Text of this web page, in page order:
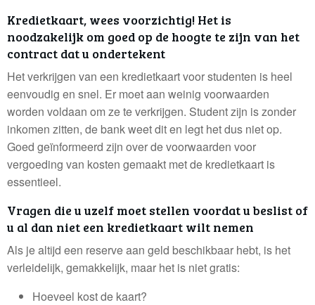
Kredietkaart, wees voorzichtig! Het is
noodzakelijk om goed op de hoogte te zijn van het
contract dat u ondertekent
Het verkrijgen van een kredietkaart voor studenten is heel
eenvoudig en snel. Er moet aan weinig voorwaarden
worden voldaan om ze te verkrijgen. Student zijn is zonder
inkomen zitten, de bank weet dit en legt het dus niet op.
Goed geïnformeerd zijn over de voorwaarden voor
vergoeding van kosten gemaakt met de kredietkaart is
essentieel.
Vragen die u uzelf moet stellen voordat u beslist of
u al dan niet een kredietkaart wilt nemen
Als je altijd een reserve aan geld beschikbaar hebt, is het
verleidelijk, gemakkelijk, maar het is niet gratis:
Hoeveel kost de kaart?